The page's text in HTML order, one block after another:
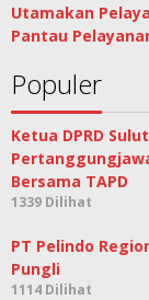
Utamakan
Pantau
Populer
Ketua DPRD
Bersama TAPD
1339 Dilihat
PT Pelindo
Pungli
1114 Dilihat